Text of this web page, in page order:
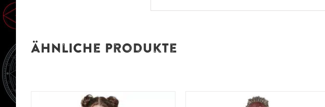
Ähnliche Produkte